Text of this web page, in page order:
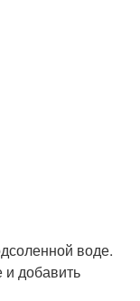
воде.
и добавить